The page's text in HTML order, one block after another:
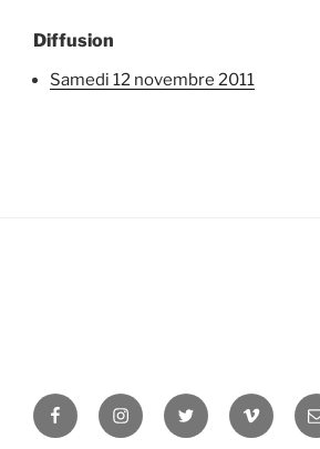
Diffusion
samedi 12 novembre 2011
FacebookInstagramTwitter Vimeo